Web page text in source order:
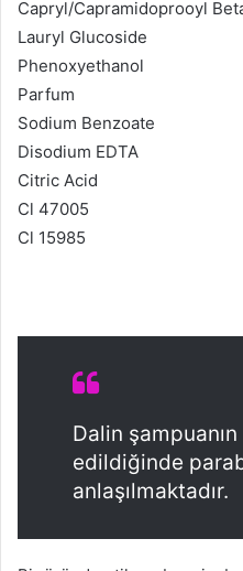
Capryl/Capramidoprooyl
Lauryl Glucoside
Phenoxyethanol
Parfum
Sodium Benzoate
Disodium EDTA
Citric Acid
Cl 47005
Cl 15985
Dalin
edildiğinde
anlaşılmaktadır.